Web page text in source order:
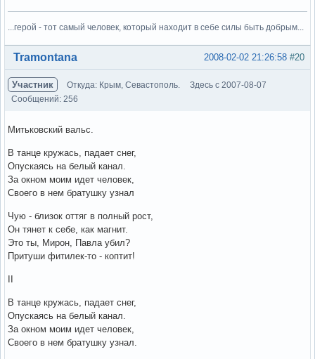
...герой - тот самый человек, который находит в себе силы быть добрым...
Вне форума #20
2008-02-02 21:26:58
Tramontana
Участник Откуда: Крым, Севастополь.
Здесь с 2007-08-07
Сообщений: 256
Митьковский вальс.
В танце кружась, падает снег,
Опускаясь на белый канал.
За окном моим идет человек,
Своего в нем братушку узнал
Чую - близок оттяг в полный рост,
Он тянет к себе, как магнит.
Это ты, Мирон, Павла убил?
Притуши фитилек-то - коптит!
II
В танце кружась, падает снег,
Опускаясь на белый канал.
За окном моим идет человек,
Своего в нем братушку узнал.